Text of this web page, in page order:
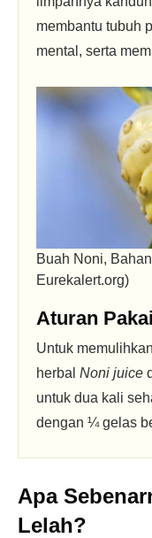
membantu tubuh
mental, serta
Buah Noni,
Eurekalert.org)
Aturan
Untuk
herbal Noni juice
untuk dua kali
dengan ¼ gelas
Apa
Lelah?